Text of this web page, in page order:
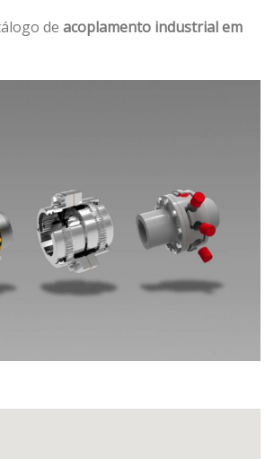
de acoplamento industrial em